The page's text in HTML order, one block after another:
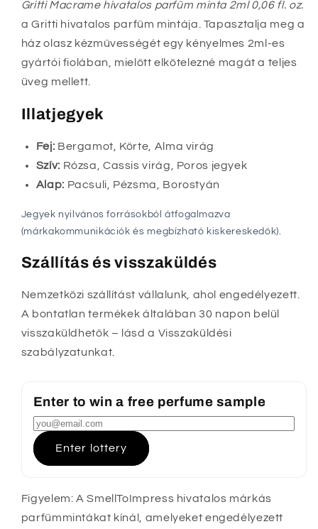
Gritti Macrame hivatalos parfüm minta 2ml 0,06 fl. oz.
a Gritti hivatalos parfüm mintája. Tapasztalja meg a
ház olasz kézművességét egy kényelmes 2ml-es
gyártói fiolában, mielőtt elkötelezné magát a teljes
üveg mellett.
Illatjegyek
Fej: Bergamot, Körte, Alma virág
Szív: Rózsa, Cassis virág, Poros jegyek
Alap: Pacsuli, Pézsma, Borostyán
Jegyek nyilvános forrásokból átfogalmazva
(márkakommunikációk és megbízható kiskereskedők).
Szállítás és visszaküldés
Nemzetközi szállítást vállalunk, ahol engedélyezett.
A bontatlan termékek általában 30 napon belül
visszaküldhetők – lásd a Visszaküldési
szabályzatunkat.
Enter to win a free perfume sample
Enter lottery
Figyelem: A SmellToImpress hivatalos márkás
parfümmintákat kínál, amelyeket engedélyezett